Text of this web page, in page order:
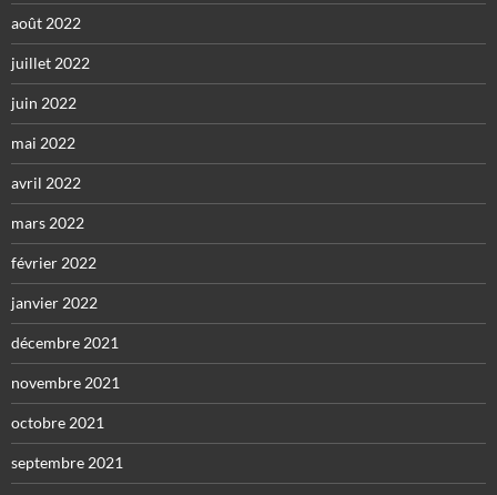
août 2022
juillet 2022
juin 2022
mai 2022
avril 2022
mars 2022
février 2022
janvier 2022
décembre 2021
novembre 2021
octobre 2021
septembre 2021